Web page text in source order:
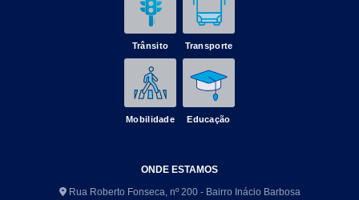
Trânsito Transporte
Mobilidade Educação
ONDE ESTAMOS
Rua Roberto Fonseca, nº 200 - Bairro Inácio Barbosa